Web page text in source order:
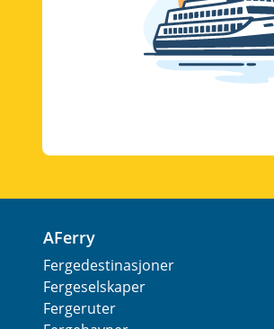
AFerry
Fergedestinasjoner
Fergeselskaper
Fergeruter